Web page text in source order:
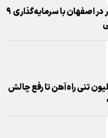
آغاز شکل‌گیری نخستین «دشت فناوری» کشور در اصفهان با سرمایه‌گذاری ۹
کار تنظیم بازار/از ظرفیت ۲۲.۵ میلیون تنی راه‌آهن تا رفع چالش